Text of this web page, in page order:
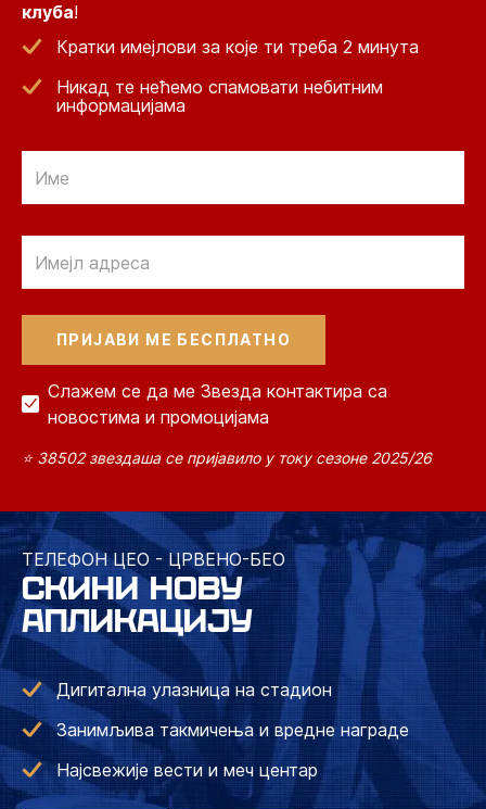
клуба!
Кратки имејлови за које ти треба 2 минута
Никад те нећемо спамовати небитним
информацијама
Слажем се да ме Звезда контактира са
новостима и промоцијама
⭐ 38502 звездаша се пријавило у току сезоне 2025/26
ТЕЛЕФОН ЦЕО - ЦРВЕНО-БЕО
СКИНИ НОВУ
АПЛИКАЦИЈУ
Дигитална улазница на стадион
Занимљива такмичења и вредне награде
Најсвежије вести и меч центар